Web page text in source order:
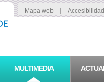
Mapa web |
MULTIMEDIA